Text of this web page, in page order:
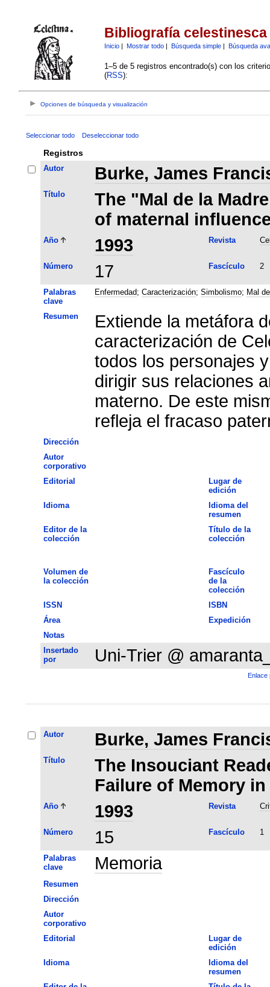
Bibliografía celestinesca
Inicio| Mostrar todo| Búsqueda simple| Búsqueda
1–5 de 5 registros encontrado(s) con los
(RSS):
Opciones de búsqueda y visualización
Seleccionar todo Deseleccionar todo
Registros
Autor Burke, James
Título
The "Mal de la
of maternal
Año 1993 Revista
Número 17 Fascículo 2
Palabras
clave
Enfermedad; Caracterización; Simbolismo; Mal
Resumen
Extiende la metáfora
caracterización de
todos los personajes
dirigir sus relaciones
materno. De este
refleja el fracaso
Dirección
Autor
corporativo
Editorial
Lugar de
edición
Idioma
Idioma del
resumen
Editor de la
colección
Título de la
colección
Volumen de
la colección
Fascículo
de la
colección
ISSN
ISBN
Área
Expedición
Notas
Insertado
por
Uni-Trier @
Enlace
Autor Burke, James
Título
The Insouciant
Failure of Memory
Año 1993 Revista
Número 15 Fascículo 1
Palabras
clave
Memoria
Resumen
Dirección
Autor
corporativo
Editorial
Lugar de
edición
Idioma
Idioma del
resumen